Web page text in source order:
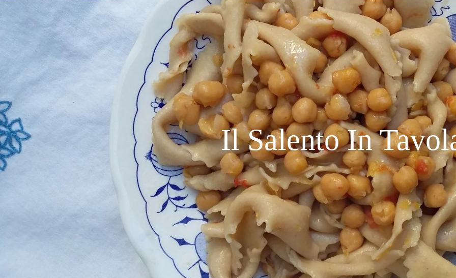
Il Salento In